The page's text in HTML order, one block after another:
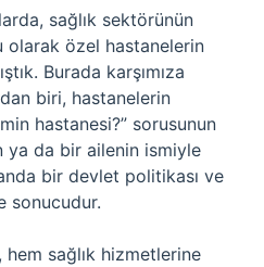
sağlık sektörünün
olarak özel hastanelerin
Burada karşımıza
biri, hastanelerin
hastanesi?” sorusunun
ya da bir ailenin ismiyle
bir devlet politikası ve
sonucudur.
hem sağlık hizmetlerine